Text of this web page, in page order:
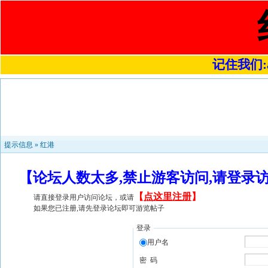
记住我们
提示信息 » 红港
【论坛人数太多,禁止游客访问,请登
请直接登录用户访问论坛，或请 【 点这里注册】
如果您已注册,请先登录论坛即可游览帖子
登录
用户名
密 码